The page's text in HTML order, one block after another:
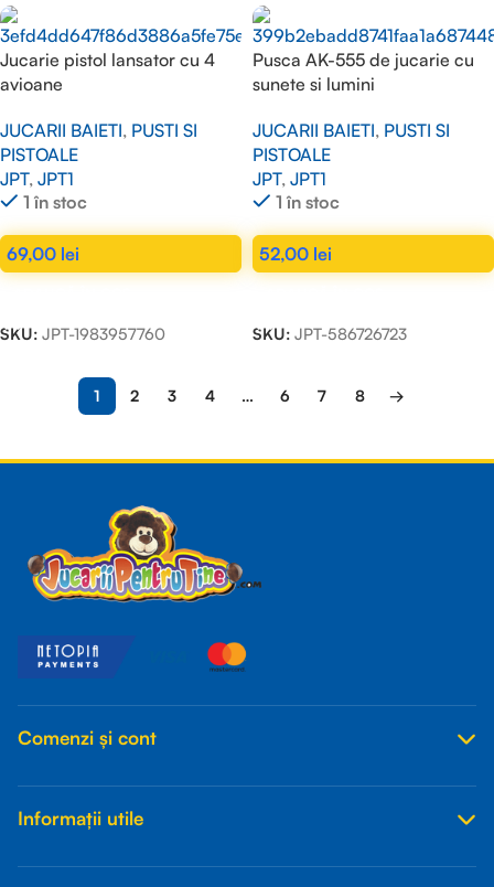
Jucarie pistol lansator cu 4
avioane
JUCARII BAIETI, PUSTI SI
PISTOALE
JPT, JPT1
1 în stoc
69,00 lei
SKU: JPT-1983957760
Pusca AK-555 de jucarie cu
sunete si lumini
JUCARII BAIETI, PUSTI SI
PISTOALE
JPT, JPT1
1 în stoc
52,00 lei
SKU: JPT-586726723
1 2 3 4 … 6 7 8 →
Comenzi și cont
Informații utile